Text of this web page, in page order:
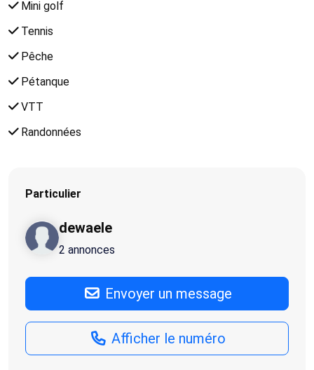
Mini golf
Tennis
Pêche
Pétanque
VTT
Randonnées
Particulier
dewaele
2 annonces
Envoyer un message
Afficher le numéro